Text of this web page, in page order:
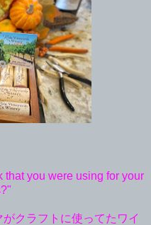
that you were using for your
クラフトに使ってたワイ